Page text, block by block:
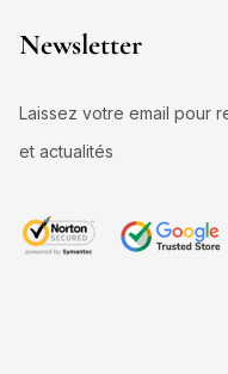
Newsletter
Laissez votre email pour
et actualités